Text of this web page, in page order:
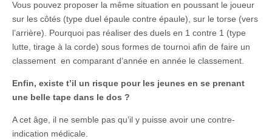
Vous pouvez proposer la même situation en poussant le joueur
sur les côtés (type duel épaule contre épaule), sur le torse (vers
l’arrière). Pourquoi pas réaliser des duels en 1 contre 1 (type
lutte, tirage à la corde) sous formes de tournoi afin de faire un
classement en comparant d’année en année le classement.
Enfin, existe t’il un risque pour les jeunes en se prenant
une belle tape dans le dos ?
A cet âge, il ne semble pas qu’il y puisse avoir une contre-
indication médicale.